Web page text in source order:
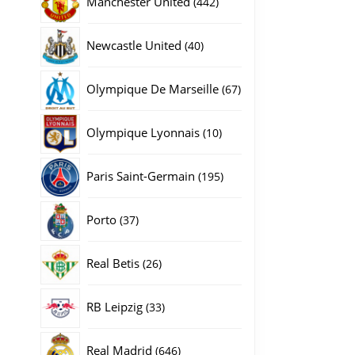
Newcastle United 4040
Olympique De Marseille 6767
Olympique Lyonnais 1010
Paris Saint-Germain 195195
Porto 3737
Real Betis 2626
RB Leipzig 3333
Real Madrid 646646